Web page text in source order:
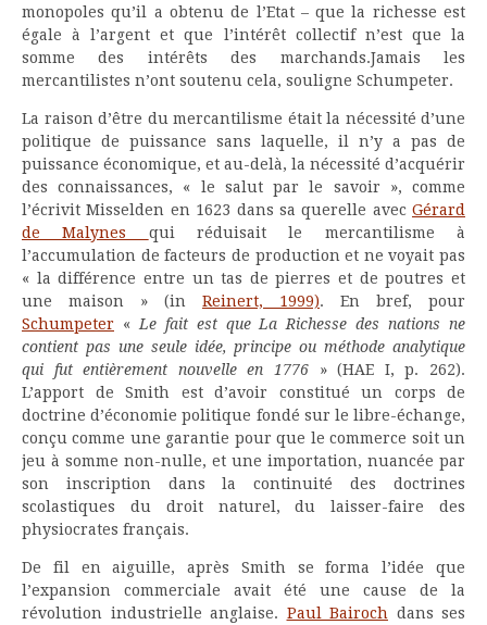
monopoles qu’il a obtenu de l’Etat – que la richesse est
égale à l’argent et que l’intérêt collectif n’est que la
somme des intérêts des marchands.Jamais les
mercantilistes n’ont soutenu cela, souligne Schumpeter.
La raison d’être du mercantilisme était la nécessité d’une
politique de puissance sans laquelle, il n’y a pas de
puissance économique, et au-delà, la nécessité d’acquérir
des connaissances, « le salut par le savoir », comme
l’écrivit Misselden en 1623 dans sa querelle avec Gérard
de Malynes qui réduisait le mercantilisme à
l’accumulation de facteurs de production et ne voyait pas
« la différence entre un tas de pierres et de poutres et
une maison » (in Reinert, 1999). En bref, pour
Schumpeter « Le fait est que La Richesse des nations ne
contient pas une seule idée, principe ou méthode analytique
qui fut entièrement nouvelle en 1776 » (HAE I, p. 262).
L’apport de Smith est d’avoir constitué un corps de
doctrine d’économie politique fondé sur le libre-échange,
conçu comme une garantie pour que le commerce soit un
jeu à somme non-nulle, et une importation, nuancée par
son inscription dans la continuité des doctrines
scolastiques du droit naturel, du laisser-faire des
physiocrates français.
De fil en aiguille, après Smith se forma l’idée que
l’expansion commerciale avait été une cause de la
révolution industrielle anglaise. Paul Bairoch dans ses